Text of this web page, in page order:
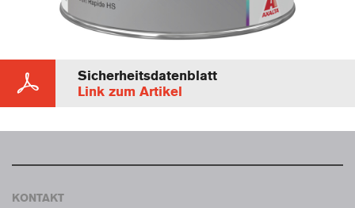
Sicherheitsdatenblatt
Link zum Artikel
KONTAKT